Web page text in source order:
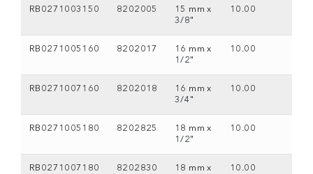
RB0271003150 8202005
15 mm x
3/8"
10.00
RB0271005160 8202017
16 mm x
1/2"
10.00
RB0271007160 8202018
16 mm x
3/4"
10.00
RB0271005180 8202825
18 mm x
1/2"
10.00
RB0271007180 8202830
18 mm x
10.00